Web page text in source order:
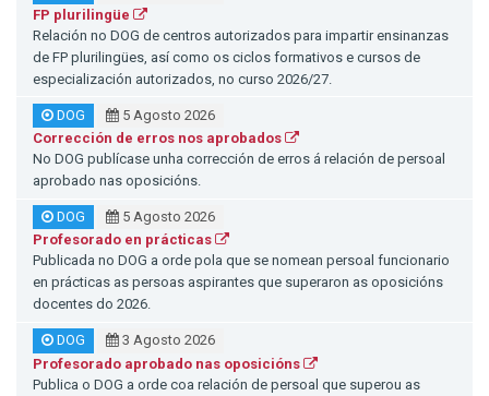
FP plurilingüe
Relación no DOG de centros autorizados para impartir ensinanzas
de FP plurilingües, así como os ciclos formativos e cursos de
especialización autorizados, no curso 2026/27.
DOG
5 Agosto 2026
Corrección de erros nos aprobados
No DOG publícase unha corrección de erros á relación de persoal
aprobado nas oposicións.
DOG
5 Agosto 2026
Profesorado en prácticas
Publicada no DOG a orde pola que se nomean persoal funcionario
en prácticas as persoas aspirantes que superaron as oposicións
docentes do 2026.
DOG
3 Agosto 2026
Profesorado aprobado nas oposicións
Publica o DOG a orde coa relación de persoal que superou as